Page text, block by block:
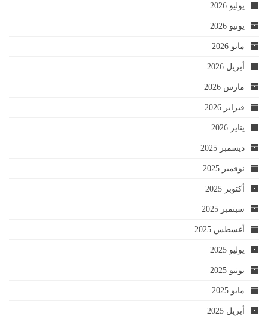
يوليو 2026
يونيو 2026
مايو 2026
أبريل 2026
مارس 2026
فبراير 2026
يناير 2026
ديسمبر 2025
نوفمبر 2025
أكتوبر 2025
سبتمبر 2025
أغسطس 2025
يوليو 2025
يونيو 2025
مايو 2025
أبريل 2025